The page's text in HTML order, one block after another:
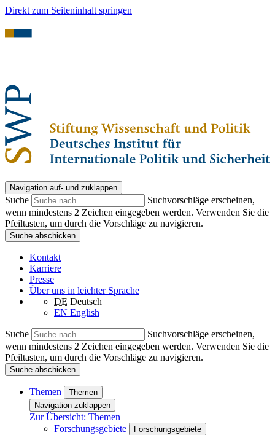
Direkt zum Seiteninhalt springen
Navigation auf- und zuklappen
Suche
Suchvorschläge erscheinen,
wenn mindestens 2 Zeichen eingegeben werden. Verwenden Sie die
Pfeiltasten, um durch die Vorschläge zu navigieren.
Suche abschicken
Kontakt
Karriere
Presse
Über uns in leichter Sprache
DE Deutsch
EN English
Suche
Suchvorschläge erscheinen,
wenn mindestens 2 Zeichen eingegeben werden. Verwenden Sie die
Pfeiltasten, um durch die Vorschläge zu navigieren.
Suche abschicken
Themen
Themen
Navigation zuklappen
Zur Übersicht: Themen
Forschungsgebiete
Forschungsgebiete